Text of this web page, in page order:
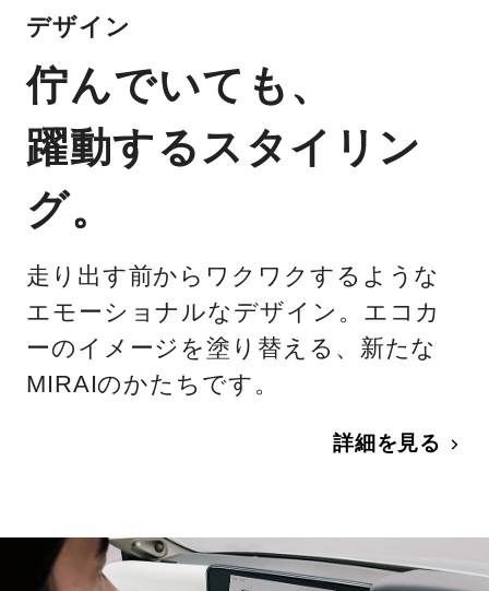
デザイン
佇んでいても、
躍動するスタイリン
グ。
走り出す前からワクワクするような
エモーショナルなデザイン。エコカ
ーのイメージを塗り替える、新たな
MIRAIのかたちです。
詳細を見る